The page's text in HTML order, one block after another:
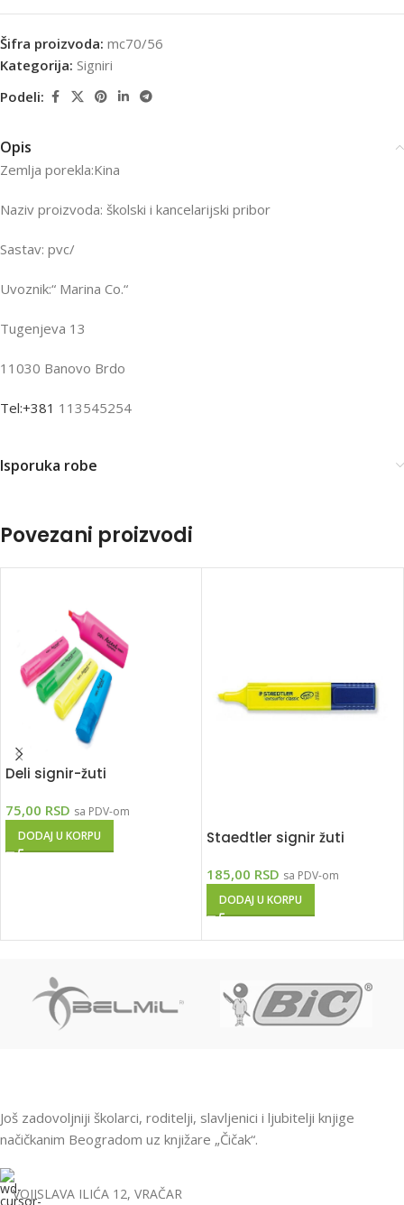
Šifra proizvoda: mc70/56
Kategorija: Signiri
Podeli:
Opis
Zemlja porekla:Kina
Naziv proizvoda: školski i kancelarijski pribor
Sastav: pvc/
Uvoznik:“ Marina Co.“
Tugenjeva 13
11030 Banovo Brdo
Tel:+381 113545254
Isporuka robe
Povezani proizvodi
Deli signir-žuti
75,00 RSD sa PDV-om
DODAJ U KORPU
Staedtler signir žuti
185,00 RSD sa PDV-om
DODAJ U KORPU
Još zadovoljniji školarci, roditelji, slavljenici i ljubitelji knjige
načičkanim Beogradom uz knjižare „Čičak“.
VOJISLAVA ILIĆA 12, VRAČAR